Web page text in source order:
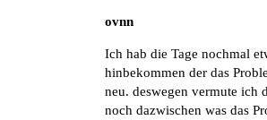
ovnn
Ich hab die Tage nochmal
hinbekommen der das
neu. deswegen vermute ich
noch dazwischen was das